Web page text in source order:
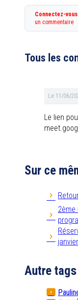
Connectez-vous
un commentaire
Tous les
Le 11/06/
Le lien
Sur ce
2ème
Autre tags